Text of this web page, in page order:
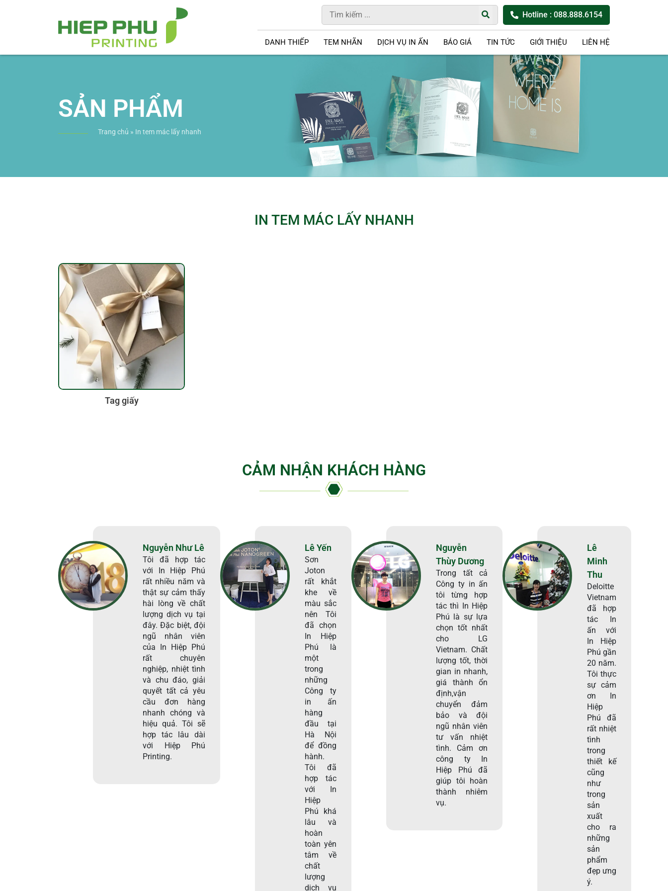
Hotline : 088.888.6154
DANH THIẾP TEM NHÃN DỊCH VỤ IN ẤN BÁO GIÁ TIN TỨC GIỚI THIỆU LIÊN HỆ
SẢN PHẨM
Trang chủ » In tem mác lấy nhanh
IN TEM MÁC LẤY NHANH
Tag giấy
CẢM NHẬN KHÁCH HÀNG
Nguyễn Như Lê
Tôi đã hợp tác
với In Hiệp Phú
rất nhiều năm và
thật sự cảm thấy
hài lòng về chất
lượng dịch vụ tại
đây. Đặc biệt, đội
ngũ nhân viên
của In Hiệp Phú
rất chuyên
nghiệp, nhiệt tình
và chu đáo, giải
quyết tất cả yêu
cầu đơn hàng
nhanh chóng và
hiệu quả. Tôi sẽ
hợp tác lâu dài
với Hiệp Phú
Printing.
Lê Yến
Sơn
Joton
rất khắt
khe về
màu sắc
nên Tôi
đã chọn
In Hiệp
Phú là
một
trong
những
Công ty
in ấn
hàng
đầu tại
Hà Nội
để đồng
hành.
Tôi đã
hợp tác
với In
Hiệp
Phú khá
lâu và
hoàn
toàn yên
tâm về
chất
lượng
dịch vụ
Nguyễn
Thùy Dương
Trong tất cả
Công ty in ấn
tôi từng hợp
tác thì In Hiệp
Phú là sự lựa
chọn tốt nhất
cho LG
Vietnam. Chất
lượng tốt, thời
gian in nhanh,
giá thành ổn
định,vận
chuyển đảm
bảo và đội
ngũ nhân viên
tư vấn nhiệt
tình. Cảm ơn
công ty In
Hiệp Phú đã
giúp tôi hoàn
thành nhiêm
vụ.
Lê
Minh
Thu
Deloitte
Vietnam
đã hợp
tác In
ấn với
In Hiệp
Phú gần
20 năm.
Tôi thực
sự cảm
ơn In
Hiệp
Phú đã
rất nhiệt
tình
trong
thiết kế
cũng
như
trong
sản
xuất
cho ra
những
sản
phẩm
đẹp ưng
ý.